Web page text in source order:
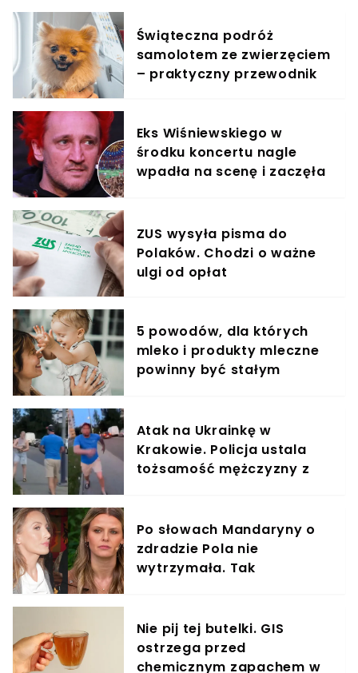
Świąteczna podróż
samolotem ze zwierzęciem
– praktyczny przewodnik
Eks Wiśniewskiego w
środku koncertu nagle
wpadła na scenę i zaczęła
ZUS wysyła pisma do
Polaków. Chodzi o ważne
ulgi od opłat
5 powodów, dla których
mleko i produkty mleczne
powinny być stałym
Atak na Ukrainkę w
Krakowie. Policja ustala
tożsamość mężczyzny z
Po słowach Mandaryny o
zdradzie Pola nie
wytrzymała. Tak
Nie pij tej butelki. GIS
ostrzega przed
chemicznym zapachem w